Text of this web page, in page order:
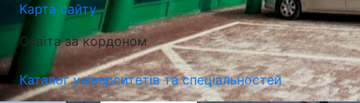
Карта сайту
Освіта за кордоном
Каталог університетів та спеціальностей